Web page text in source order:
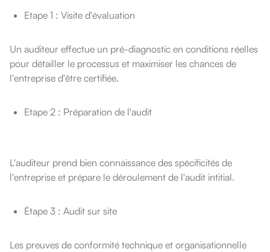
Etape 1 : Visite d'évaluation
Un auditeur effectue un pré-diagnostic en conditions réelles
pour détailler le processus et maximiser les chances de
l'entreprise d'être certifiée.
Etape 2 : Préparation de l'audit
L'auditeur prend bien connaissance des spécificités de
l'entreprise et prépare le déroulement de l'audit intitial.
Étape 3 : Audit sur site
Les preuves de conformité technique et organisationnelle